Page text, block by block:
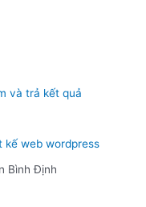
và trả kết quả
kế web wordpress
Bình Định